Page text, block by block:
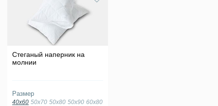
Стеганый наперник на
молнии
Размер
40х60 50х70 50х80 50х90 60х80